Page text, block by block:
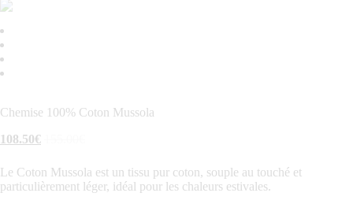
Chemise 100% Coton Mussola
108.50€
Le Coton Mussola est un tissu pur coton, souple au touché et
particulièrement léger, idéal pour les chaleurs estivales.